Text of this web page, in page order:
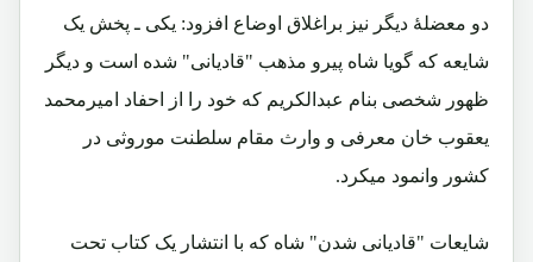
دو معضلۀ دیگر نیز براغلاق اوضاع افزود: یکی ـ پخش یک
شایعه که گویا شاه پیرو مذهب "قادیانی" شده است و دیگر
ظهور شخصی بنام عبدالکریم که خود را از احفاد امیرمحمد
یعقوب خان معرفی و وارث مقام سلطنت موروثی در
کشور وانمود میکرد.
شایعات "قادیانی شدن" شاه که با انتشار یک کتاب تحت